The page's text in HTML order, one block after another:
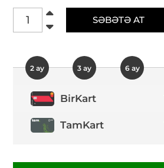
SƏBƏTƏ AT
2 ay 3 ay 6 ay
BirKart
TamKart